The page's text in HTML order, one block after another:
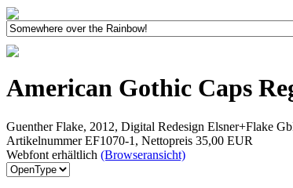
American Gothic Caps
Guenther Flake, 2012, Digital Redesign Elsner+Flake
Artikelnummer EF1070-1, Nettopreis 35,00 EUR
Webfont erhältlich (Browseransicht)